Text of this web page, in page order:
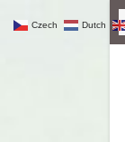
Czech Dutch